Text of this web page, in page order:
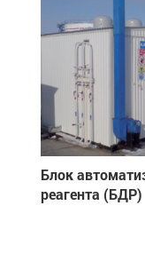
Блок
реагента (БДР)